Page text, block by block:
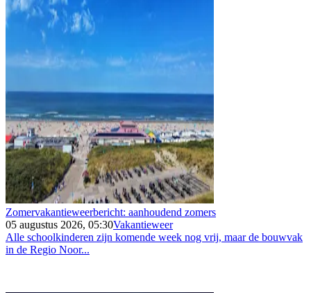
Zomervakantieweerbericht: aanhoudend zomers
05 augustus 2026, 05:30Vakantieweer
Alle schoolkinderen zijn komende week nog vrij, maar de bouwvak
in de Regio Noor...